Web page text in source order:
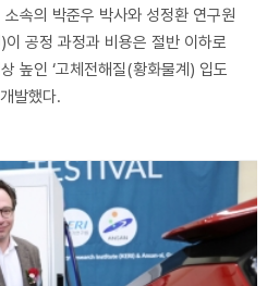
속의 박준우 박사와 성정환 연구원
공정 과정과 비용은 절반 이하로
높인 ‘고체전해질(황화물계) 입도
발했다.